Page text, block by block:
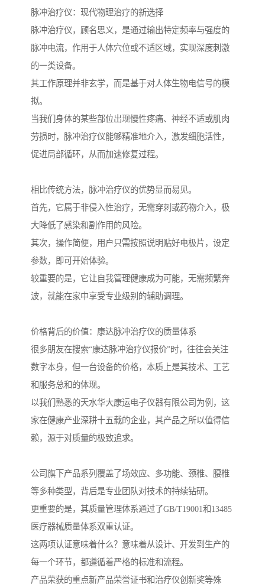
脉冲治疗仪：现代物理治疗的新选择
脉冲治疗仪，顾名思义，是通过输出特定频率与强度的
脉冲电流，作用于人体穴位或不适区域，实现深度刺激
的一类设备。
其工作原理并非玄学，而是基于对人体生物电信号的模
拟。
当我们身体的某些部位出现慢性疼痛、神经不适或肌肉
劳损时，脉冲治疗仪能够精准地介入，激发细胞活性，
促进局部循环，从而加速修复过程。
相比传统方法，脉冲治疗仪的优势显而易见。
首先，它属于非侵入性治疗，无需穿刺或药物介入，极
大降低了感染和副作用的风险。
其次，操作简便，用户只需按照说明贴好电极片，设定
参数，即可开始体验。
较重要的是，它让自我管理健康成为可能，无需频繁奔
波，就能在家中享受专业级别的辅助调理。
价格背后的价值：康达脉冲治疗仪的质量体系
很多朋友在搜索“康达脉冲治疗仪报价”时，往往会关注
数字本身，但一台设备的价格，本质上是其技术、工艺
和服务总和的体现。
以我们熟悉的天水华大康运电子仪器有限公司为例，这
家在健康产业深耕十五载的企业，其产品之所以值得信
赖，源于对质量的极致追求。
公司旗下产品系列覆盖了场效应、多功能、颈椎、腰椎
等多种类型，背后是专业团队对技术的持续钻研。
更重要的是，其质量管理体系通过了GB/T19001和13485
医疗器械质量体系双重认证。
这两项认证意味着什么？意味着从设计、开发到生产的
每一个环节，都遵循着严格的标准和流程。
产品荣获的重点新产品荣誉证书和治疗仪创新奖等殊